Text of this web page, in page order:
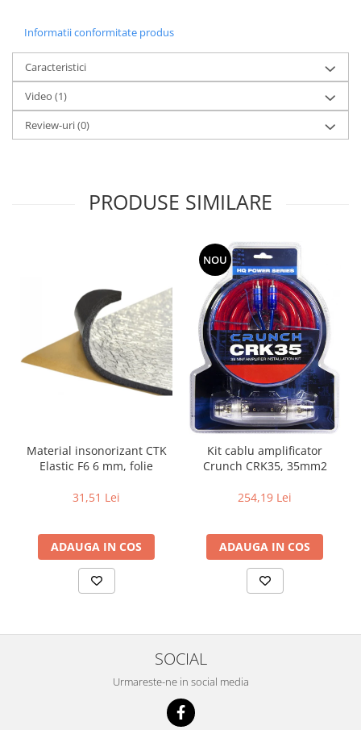
Informatii conformitate produs
Caracteristici
Video (1)
Review-uri(0)
PRODUSE SIMILARE
Material insonorizant CTK
Elastic F6 6 mm, folie
31,51 Lei
ADAUGA IN COS
NOU
Kit cablu amplificator
Crunch CRK35, 35mm2
254,19 Lei
ADAUGA IN COS
SOCIAL
Urmareste-ne in social media